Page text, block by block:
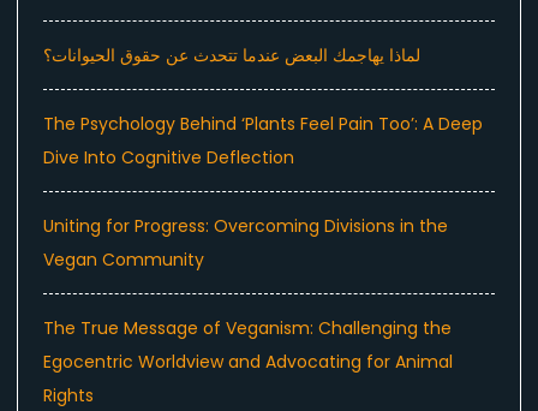
لماذا يهاجمك البعض عندما تتحدث عن حقوق الحيوانات؟
The Psychology Behind ‘Plants Feel Pain Too’: A Deep
Dive Into Cognitive Deflection
Uniting for Progress: Overcoming Divisions in the
Vegan Community
The True Message of Veganism: Challenging the
Egocentric Worldview and Advocating for Animal
Rights